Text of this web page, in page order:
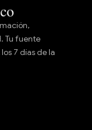
Tu fuente
7 días de la